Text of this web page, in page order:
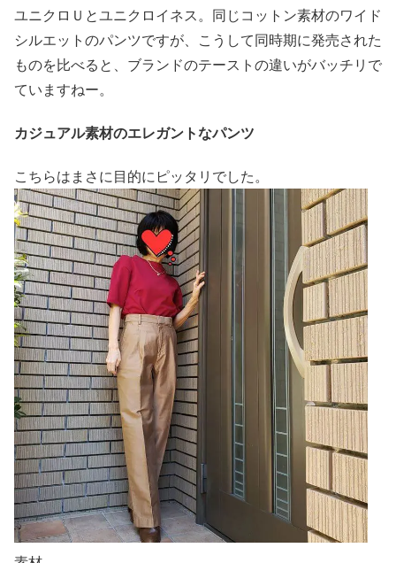
ユニクロＵとユニクロイネス。同じコットン素材のワイド
シルエットのパンツですが、こうして同時期に発売された
ものを比べると、ブランドのテーストの違いがバッチリで
ていますねー。
カジュアル素材のエレガントなパンツ
こちらはまさに目的にピッタリでした。